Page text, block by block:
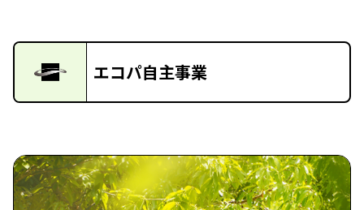
エコパ自主事業